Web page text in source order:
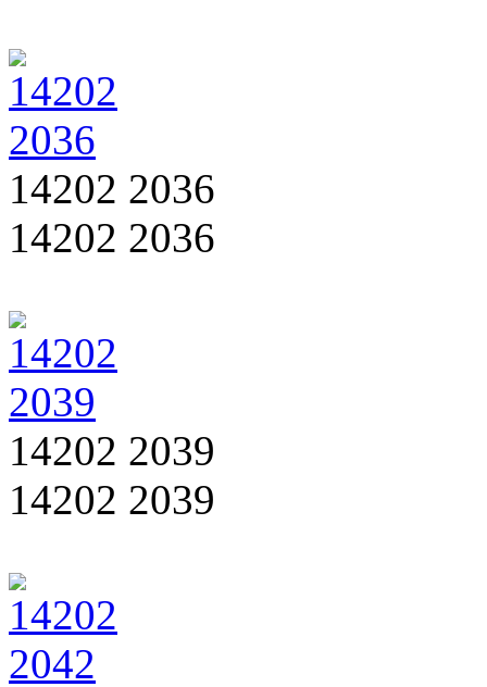
14202 2036
14202 2036
14202 2039
14202 2039